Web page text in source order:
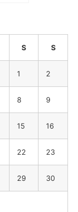
S S
1 2
8 9
15 16
22 23
29 30